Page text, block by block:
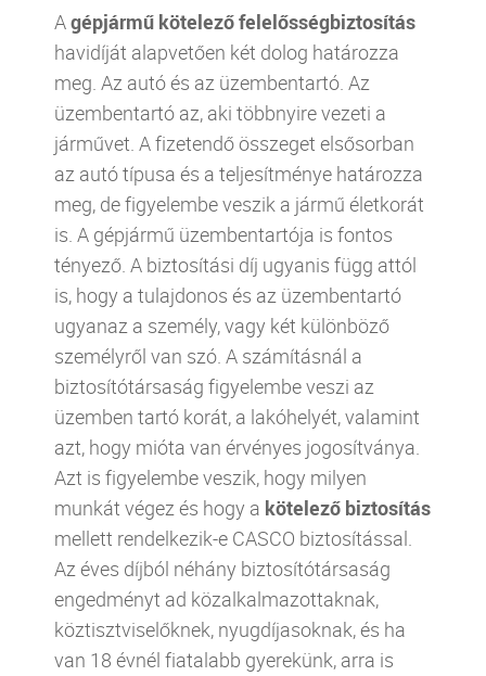
Agépjármű kötelező felelősségbiztosítás
havidíját alapvetően két dolog határozza
meg. Az autó és az üzembentartó. Az
üzembentartó az, aki többnyire vezeti a
járművet. A fizetendő összeget elsősorban
az autó típusa és a teljesítménye határozza
meg, de figyelembe veszik a jármű életkorát
is. A gépjármű üzembentartója is fontos
tényező. A biztosítási díj ugyanis függ attól
is, hogy a tulajdonos és az üzembentartó
ugyanaz a személy, vagy két különböző
személyről van szó. A számításnál a
biztosítótársaság figyelembe veszi az
üzemben tartó korát, a lakóhelyét, valamint
azt, hogy mióta van érvényes jogosítványa.
Azt is figyelembe veszik, hogy milyen
munkát végez és hogy a kötelező biztosítás
mellett rendelkezik-e CASCO biztosítással.
Az éves díjból néhány biztosítótársaság
engedményt ad közalkalmazottaknak,
köztisztviselőknek, nyugdíjasoknak, és ha
van 18 évnél fiatalabb gyerekünk, arra is